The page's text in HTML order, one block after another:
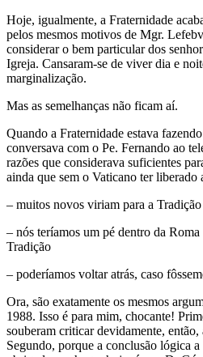
Hoje, igualmente, a Fraternidade
pelos mesmos motivos de Mgr.
considerar o bem particular dos
Igreja. Cansaram-se de viver dia e
marginalização.
Mas as semelhanças não ficam aí.
Quando a Fraternidade estava
conversava com o Pe. Fernando ao
razões que considerava suficientes
ainda que sem o Vaticano ter liberado
– muitos novos viriam para a Tradição
– nós teríamos um pé dentro da
Tradição
– poderíamos voltar atrás, caso
Ora, são exatamente os mesmos
1988. Isso é para mim, chocante!
souberam criticar devidamente,
Segundo, porque a conclusão lógica a